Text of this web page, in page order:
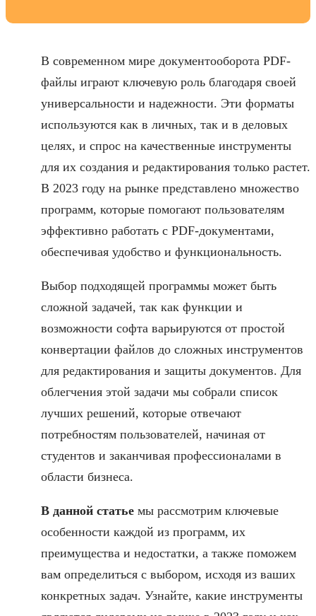
В современном мире документооборота PDF-
файлы играют ключевую роль благодаря своей
универсальности и надежности. Эти форматы
используются как в личных, так и в деловых
целях, и спрос на качественные инструменты
для их создания и редактирования только растет.
В 2023 году на рынке представлено множество
программ, которые помогают пользователям
эффективно работать с PDF-документами,
обеспечивая удобство и функциональность.
Выбор подходящей программы может быть
сложной задачей, так как функции и
возможности софта варьируются от простой
конвертации файлов до сложных инструментов
для редактирования и защиты документов. Для
облегчения этой задачи мы собрали список
лучших решений, которые отвечают
потребностям пользователей, начиная от
студентов и заканчивая профессионалами в
области бизнеса.
В данной статье мы рассмотрим ключевые
особенности каждой из программ, их
преимущества и недостатки, а также поможем
вам определиться с выбором, исходя из ваших
конкретных задач. Узнайте, какие инструменты